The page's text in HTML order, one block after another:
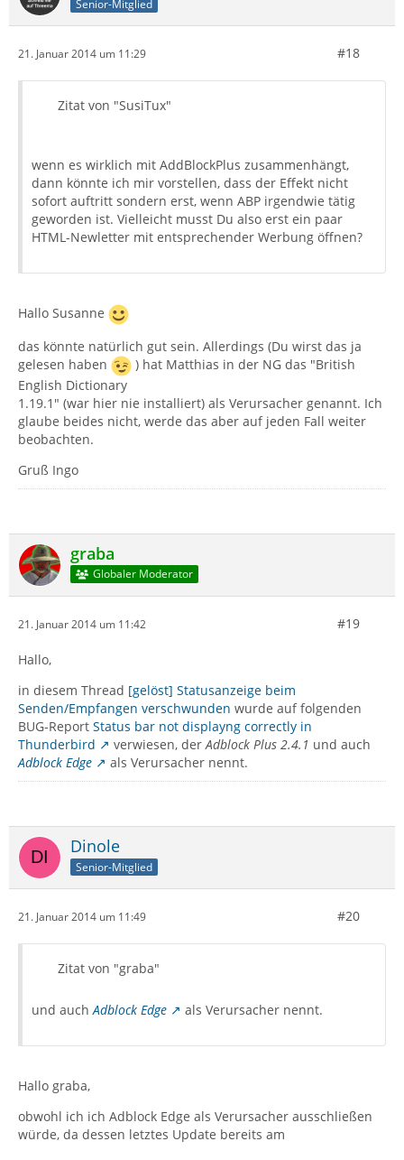
Senior-Mitglied
21. Januar 2014 um 11:29 #18
Zitat von "SusiTux"
wenn es wirklich mit AddBlockPlus zusammenhängt,
dann könnte ich mir vorstellen, dass der Effekt nicht
sofort auftritt sondern erst, wenn ABP irgendwie tätig
geworden ist. Vielleicht musst Du also erst ein paar
HTML-Newletter mit entsprechender Werbung öffnen?
Hallo Susanne
das könnte natürlich gut sein. Allerdings (Du wirst das ja
gelesen haben
) hat Matthias in der NG das "British
English Dictionary
1.19.1" (war hier nie installiert) als Verursacher genannt. Ich
glaube beides nicht, werde das aber auf jeden Fall weiter
beobachten.
Gruß Ingo
graba
Globaler Moderator
21. Januar 2014 um 11:42 #19
Hallo,
in diesem Thread [gelöst] Statusanzeige beim
Senden/Empfangen verschwunden wurde auf folgenden
BUG-Report Status bar not displayng correctly in
Thunderbird
verwiesen, derAdblock Plus 2.4.1 und auch
Adblock Edge
als Verursacher nennt.
Dinole
Senior-Mitglied
21. Januar 2014 um 11:49 #20
Zitat von "graba"
und auchAdblock Edge als Verursacher nennt.
Hallo graba,
obwohl ich ich Adblock Edge als Verursacher ausschließen
würde, da dessen letztes Update bereits am